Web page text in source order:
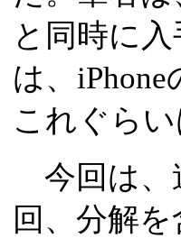
と同時に
は、
これぐら
今回は、
回、分解